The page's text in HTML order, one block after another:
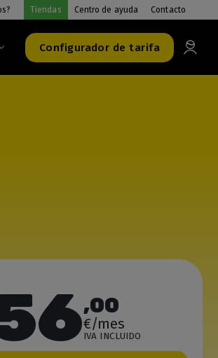
Tiendas Centro de ayuda Contacto
Configurador de tarifa
,00
€/mes
IVA INCLUIDO